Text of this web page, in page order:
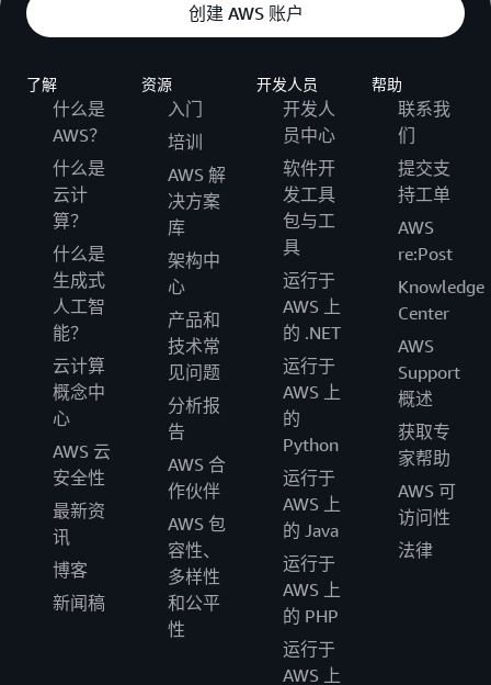
创建 AWS 账户
了解
什么是
AWS？
什么是
云计
算？
什么是
生成式
人工智
能？
云计算
概念中
心
AWS 云
安全性
最新资
讯
博客
新闻稿
资源
入门
培训
AWS 解
决方案
库
架构中
心
产品和
技术常
见问题
分析报
告
AWS 合
作伙伴
AWS 包
容性、
多样性
和公平
性
开发人员
开发人
员中心
软件开
发工具
包与工
具
运行于
AWS 上
的 .NET
运行于
AWS 上
的
Python
运行于
AWS 上
的 Java
运行于
AWS 上
的 PHP
运行于
AWS 上
帮助
联系我
们
提交支
持工单
AWS
re:Post
Knowledge
Center
AWS
Support
概述
获取专
家帮助
AWS 可
访问性
法律